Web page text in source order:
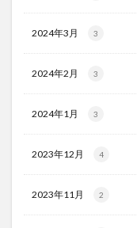
2024年3月 3
2024年2月 3
2024年1月 3
2023年12月 4
2023年11月 2